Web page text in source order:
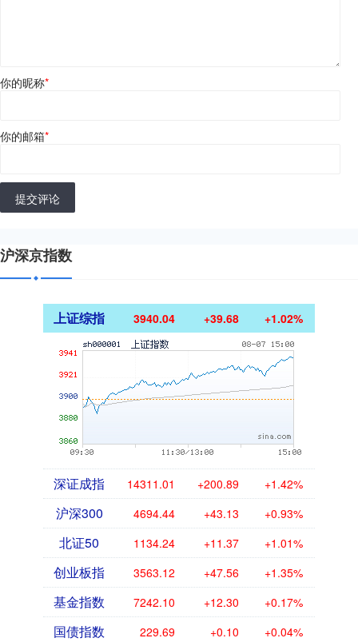
你的昵称*
你的邮箱*
提交评论
沪深京指数
上证综指 3940.04 +39.68 +1.02%
深证成指 14311.01 +200.89 +1.42%
沪深300 4694.44 +43.13 +0.93%
北证50 1134.24 +11.37 +1.01%
创业板指 3563.12 +47.56 +1.35%
基金指数 7242.10 +12.30 +0.17%
国债指数 229.69 +0.10 +0.04%